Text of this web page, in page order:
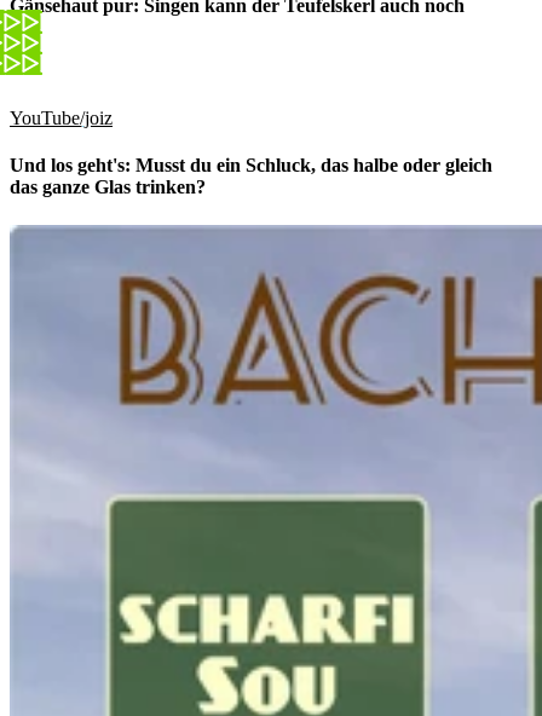
Gänsehaut pur: Singen kann der Teufelskerl auch noch
YouTube/joiz
Und los geht's: Musst du ein Schluck, das halbe oder gleich
das ganze Glas trinken?